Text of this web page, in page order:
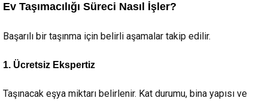
Ev Taşımacılığı Süreci Nasıl İşler?
Başarılı bir taşınma için belirli aşamalar takip edilir.
1. Ücretsiz Ekspertiz
Taşınacak eşya miktarı belirlenir. Kat durumu, bina yapısı ve